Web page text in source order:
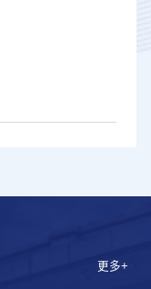
更多+